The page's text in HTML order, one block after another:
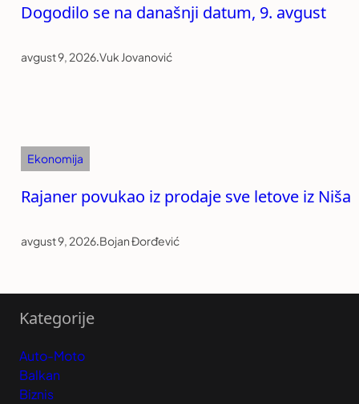
Dogodilo se na današnji datum, 9. avgust
avgust 9, 2026.Vuk Jovanović
Ekonomija
Rajaner povukao iz prodaje sve letove iz Niša
avgust 9, 2026.Bojan Đorđević
Kategorije
Auto-Moto
Balkan
Biznis